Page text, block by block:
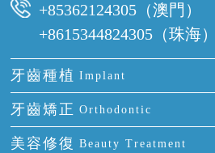
+85362124305（澳門）
+8615344824305（珠海）
牙齒種植 Implant
種牙
單顆牙缺失
牙齒矯正 Orthodontic
隱形箍牙
美容修復 Beauty Treatment